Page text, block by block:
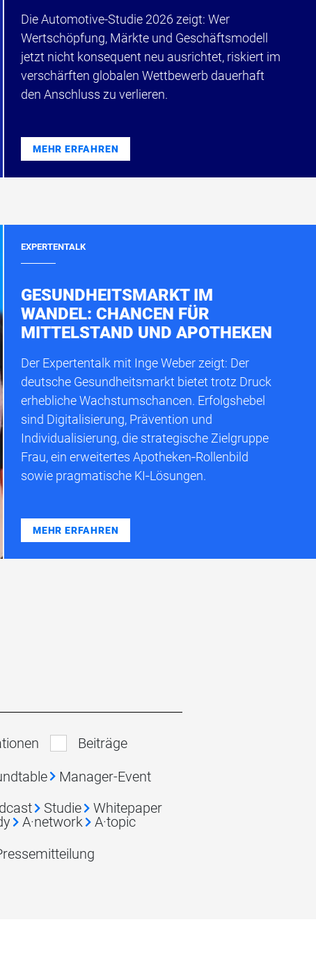
Die Automotive-Studie 2026 zeigt: Wer
Wertschöpfung, Märkte und Geschäftsmodell
jetzt nicht konsequent neu ausrichtet, riskiert im
verschärften globalen Wettbewerb dauerhaft
den Anschluss zu verlieren.
MEHR ERFAHREN
EXPERTENTALK
GESUNDHEITSMARKT IM
WANDEL: CHANCEN FÜR
MITTELSTAND UND APOTHEKEN
Der Expertentalk mit Inge Weber zeigt: Der
deutsche Gesundheitsmarkt bietet trotz Druck
erhebliche Wachstumschancen. Erfolgshebel
sind Digitalisierung, Prävention und
Individualisierung, die strategische Zielgruppe
Frau, ein erweitertes Apotheken‑Rollenbild
sowie pragmatische KI‑Lösungen.
MEHR ERFAHREN
Beiträge
Manager-Event
Studie
Whitepaper
A·network
A·topic